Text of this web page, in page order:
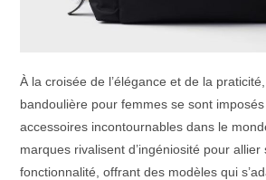
À la croisée de l’élégance et de la
bandoulière pour femmes se sont
accessoires incontournables dans le
marques rivalisent d’ingéniosité pour allier
fonctionnalité, offrant des modèles qui